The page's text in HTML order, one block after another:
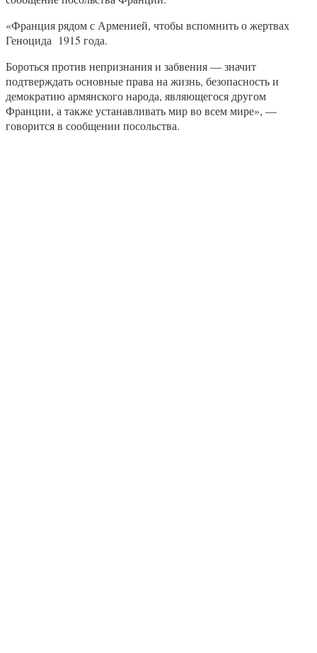
«Франция рядом с Арменией, чтобы вспомнить о жертвах
Геноцида 1915 года.
Бороться против непризнания и забвения — значит
подтверждать основные права на жизнь, безопасность и
демократию армянского народа, являющегося другом
Франции, а также устанавливать мир во всем мире», —
говорится в сообщении посольства.